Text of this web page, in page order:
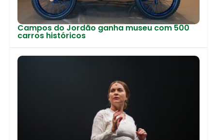
Campos do Jordão ganha museu com 500
carros históricos